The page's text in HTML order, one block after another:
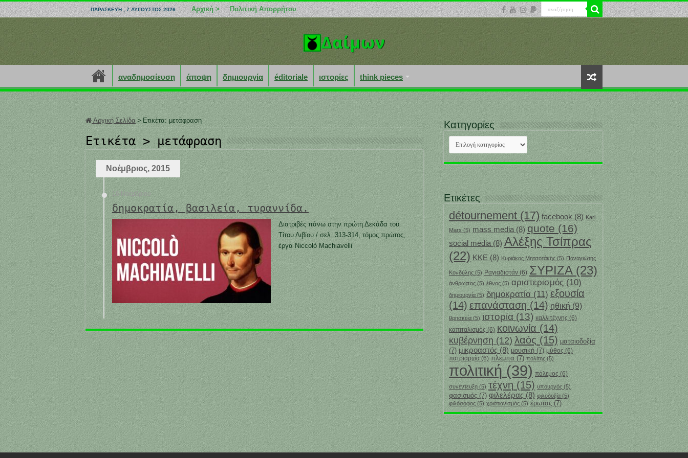
ΠΑΡΑΣΚΕΥΉ , 7 ΑΎΓΟΥΣΤΟΣ 2026 Αρχική > Πολιτική Απορρήτου
αναδημοσίευση άποψη δημιουργία éditoriale ιστορίες think pieces
Αρχική Σελίδα > Ετικέτα: μετάφραση
Ετικέτα >μετάφραση
Νοέμβριος, 2015
16 Νοεμβρίου
δημοκρατία, βασιλεία, τυραννίδα.
Διατριβές πάνω στην πρώτη Δεκάδα του
Τίτου Λιβίου / σελ. 313-314, τόμος πρώτος,
έργα Niccolò Machiavelli
Κατηγορίες
Κατηγορίες
Ετικέτες
détournement(17) facebook(8) Karl
Marx(5) mass media(8) quote (16)
social media (8) Αλέξης Τσίπρας
(22) ΚΚΕ (8) Κυριάκος Μητσοτάκης (5) Παναγιώτης
Κονδύλης (5) Ραγιαδιστάν (6) ΣΥΡΙΖΑ(23)
άνθρωπος(5) έθνος (5) αριστερισμός(10)
δημιουργία(5) δημοκρατία(11) εξουσία
(14)επανάσταση(14) ηθική(9)
θρησκεία(5) ιστορία(13) καλλιτέχνης(6)
καπιταλισμός(6) κοινωνία (14)
κυβέρνηση(12) λαός(15) ματαιοδοξία
(7) μικροαστός(8) μουσική (7) μύθος(6)
πατριαρχία (6) πλέμπα (7) πολίτης(5)
πολιτική(39) πόλεμος (6)
συνέντευξη (5) τέχνη(15) υπουργός(5)
φασισμός(7) φιλελέρας (8) φιλοδοξία (5)
φιλόσοφος (5) χριστιανισμός (5) ‎έρωτας(7)